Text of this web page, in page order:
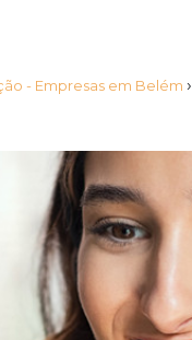
- Empresas em Belém ›